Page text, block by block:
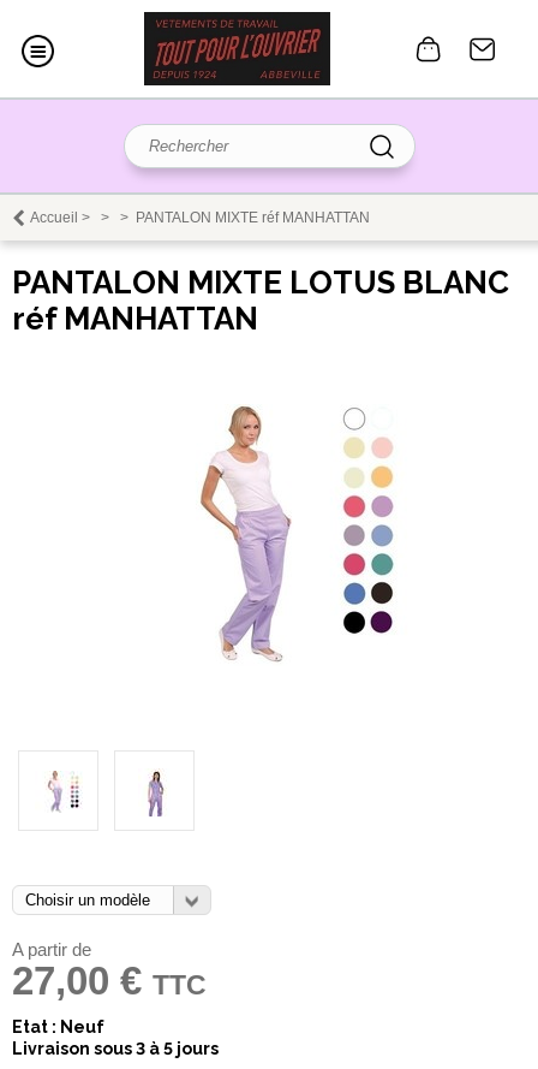
Accueil > > > PANTALON MIXTE réf MANHATTAN
PANTALON MIXTE LOTUS BLANC
réf MANHATTAN
A partir de
27,00 € TTC
Etat : Neuf
Livraison sous 3 à 5 jours